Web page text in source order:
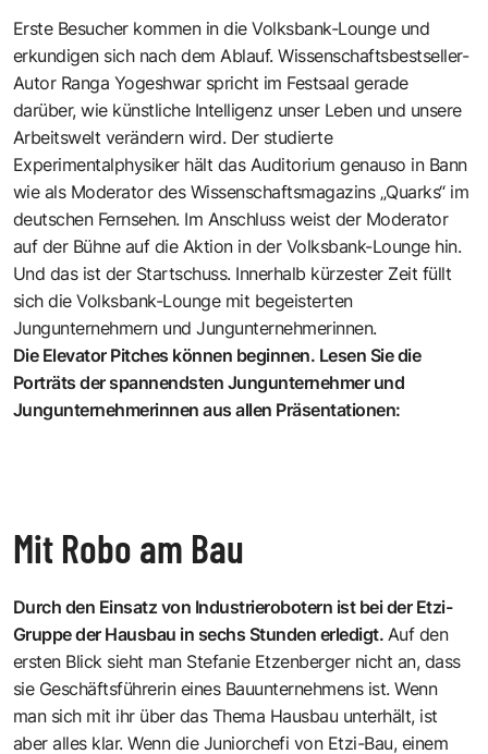
Erste Besucher kommen in die Volksbank-Lounge und
erkundigen sich nach dem Ablauf. Wissenschaftsbestseller-
Autor Ranga Yogeshwar spricht im Festsaal gerade
darüber, wie künstliche Intelligenz unser Leben und unsere
Arbeitswelt verändern wird. Der studierte
Experimentalphysiker hält das Auditorium genauso in Bann
wie als Moderator des Wissenschaftsmagazins „Quarks“ im
deutschen Fernsehen. Im Anschluss weist der Moderator
auf der Bühne auf die Aktion in der Volksbank-Lounge hin.
Und das ist der Startschuss. Innerhalb kürzester Zeit füllt
sich die Volksbank-Lounge mit begeisterten
Jungunternehmern und Jungunternehmerinnen.
Die Elevator Pitches können beginnen. Lesen Sie die
Porträts der spannendsten Jungunternehmer und
Jungunternehmerinnen aus allen Präsentationen:
Mit Robo am Bau
Durch den Einsatz von Industrierobotern ist bei der Etzi-
Gruppeder Hausbau in sechs Stunden erledigt. Auf den
ersten Blick sieht man Stefanie Etzenberger nicht an, dass
sie Geschäftsführerin eines Bauunternehmens ist. Wenn
man sich mit ihr über das Thema Hausbau unterhält, ist
aber alles klar. Wenn die Juniorchefi von Etzi-Bau, einem